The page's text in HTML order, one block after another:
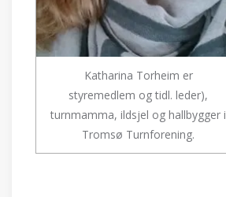
Katharina Torheim er
styremedlem og tidl. leder),
turnmamma, ildsjel og hallbygger i
Tromsø Turnforening.